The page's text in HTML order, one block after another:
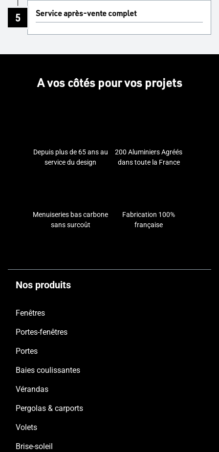
5 Service après-vente complet
A vos côtés pour vos projets
Depuis plus de 65 ans au
service du design
200 Aluminiers Agréés
dans toute la France
Menuiseries bas carbone
sans surcoût
Fabrication 100%
française
Nos produits
Fenêtres
Portes-fenêtres
Portes
Baies coulissantes
Vérandas
Pergolas & carports
Volets
Brise-soleil